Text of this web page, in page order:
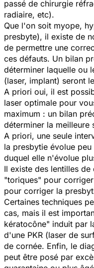
passé de chirurgie
radiaire, etc).
Que l'on soit myope,
presbyte), il existe de
de permettre une
ces défauts. Un bilan
déterminer laquelle ou
(laser, implant) seront
A priori oui, il est
laser optimale pour
maximum : un bilan
déterminer la meilleure
A priori, une seule
la presbytie évolue
duquel elle n'évolue
Il existe des lentilles
"toriques" pour
pour corriger la
Certaines techniques
cas, mais il est
kératocône" induit par
d'une PKR (laser de
de cornée. Enfin, le
peut être posé par